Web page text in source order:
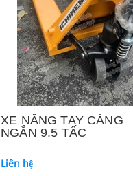
XE NÂNG TAY CÀNG
NGẮN 9.5 TẤC
Liên hệ